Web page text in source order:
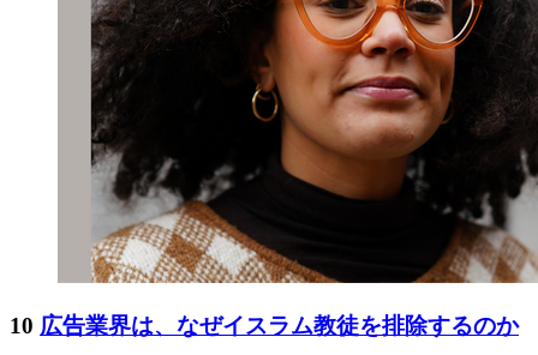
10 広告業界は、なぜイスラム教徒を排除するのか